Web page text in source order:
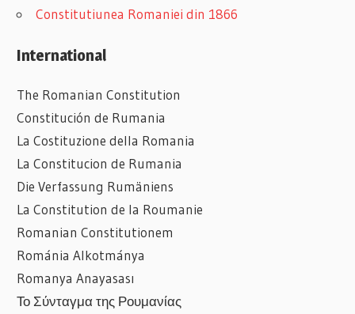
Constitutiunea Romaniei din 1866
International
The Romanian Constitution
Constitución de Rumania
La Costituzione della Romania
La Constitucion de Rumania
Die Verfassung Rumäniens
La Constitution de la Roumanie
Romanian Constitutionem
Románia Alkotmánya
Romanya Anayasası
Το Σύνταγμα της Ρουμανίας